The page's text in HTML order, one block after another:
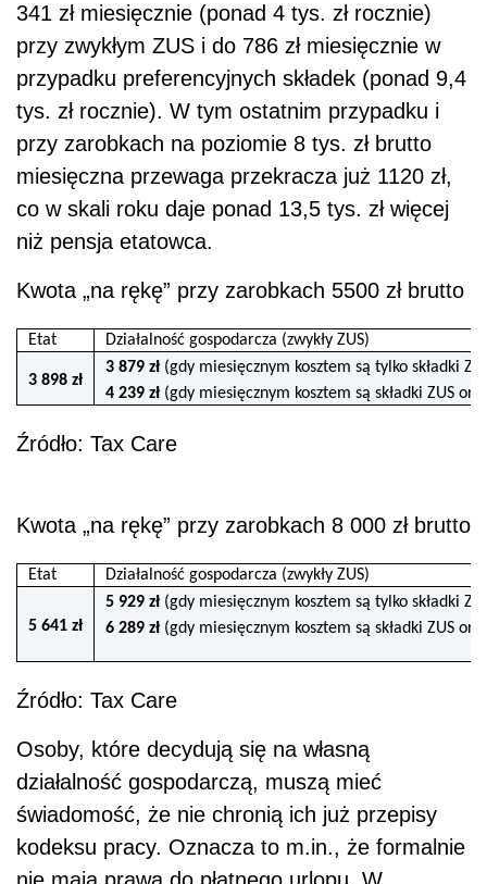
341 zł miesięcznie (ponad 4 tys. zł rocznie)
przy zwykłym ZUS i do 786 zł miesięcznie w
przypadku preferencyjnych składek (ponad 9,4
tys. zł rocznie). W tym ostatnim przypadku i
przy zarobkach na poziomie 8 tys. zł brutto
miesięczna przewaga przekracza już 1120 zł,
co w skali roku daje ponad 13,5 tys. zł więcej
niż pensja etatowca.
Kwota „na rękę” przy zarobkach 5500 zł brutto
Etat Działalność gospodarcza (zwykły ZUS)
3 898 zł
3 879 zł (gdy miesięcznym kosztem są tylko składki
4 239 zł (gdy miesięcznym kosztem są składki ZUS
Źródło: Tax Care
Kwota „na rękę” przy zarobkach 8 000 zł brutto
Etat Działalność gospodarcza (zwykły ZUS)
5 641 zł
5 929 zł (gdy miesięcznym kosztem są tylko składki
6 289 zł (gdy miesięcznym kosztem są składki ZUS
Źródło: Tax Care
Osoby, które decydują się na własną
działalność gospodarczą, muszą mieć
świadomość, że nie chronią ich już przepisy
kodeksu pracy. Oznacza to m.in., że formalnie